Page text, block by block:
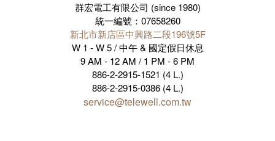
群宏電工有限公司 (since 1980)
統一編號：07658260
新北市新店區中興路二段196號5F
W 1 - W 5 / 中午 & 國定假日休息
9 AM - 12 AM / 1 PM - 6 PM
886-2-2915-1521 (4 L.)
886-2-2915-0386 (4 L.)
service@telewell.com.tw